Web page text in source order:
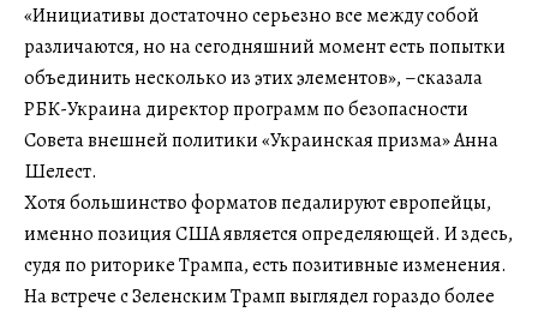
«Инициативы достаточно серьезно все между собой
различаются, но на сегодняшний момент есть попытки
объединить несколько из этих элементов», –сказала
РБК-Украина директор программ по безопасности
Совета внешней политики «Украинская призма» Анна
Шелест.
Хотя большинство форматов педалируют европейцы,
именно позиция США является определяющей. И здесь,
судя по риторике Трампа, есть позитивные изменения.
На встрече с Зеленским Трамп выглядел гораздо более